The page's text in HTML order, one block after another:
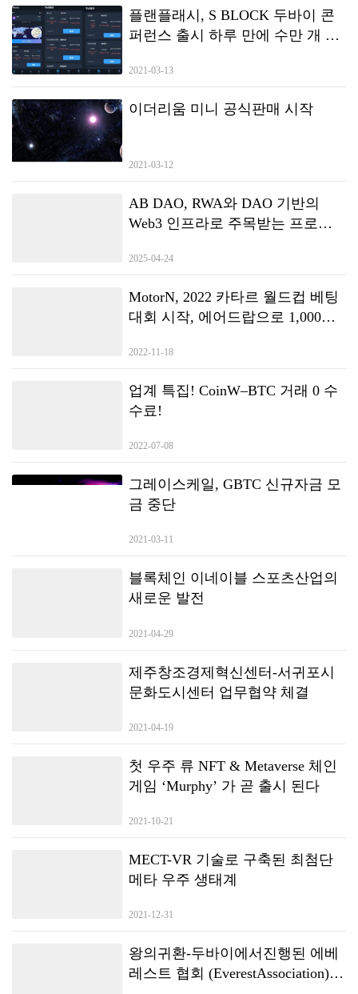
플랜플래시, S BLOCK 두바이 콘
퍼런스 출시 하루 만에 수만 개 노
2021-03-13
이더리움 미니 공식판매 시작
2021-03-12
AB DAO, RWA와 DAO 기반의
Web3 인프라로 주목받는 프로젝
2025-04-24
MotorN, 2022 카타르 월드컵 베팅
대회 시작, 에어드랍으로 1,000
2022-11-18
업계 특집! CoinW–BTC 거래 0 수
수료!
2022-07-08
그레이스케일, GBTC 신규자금 모
금 중단
2021-03-11
블록체인 이네이블 스포츠산업의
새로운 발전
2021-04-29
제주창조경제혁신센터-서귀포시
문화도시센터 업무협약 체결
2021-04-19
첫 우주 류 NFT & Metaverse 체인
게임 ‘Murphy’ 가 곧 출시 된다
2021-10-21
MECT-VR 기술로 구축된 최첨단
메타 우주 생태계
2021-12-31
왕의귀환-두바이에서진행된 에베
레스트 협회 (EverestAssociation)